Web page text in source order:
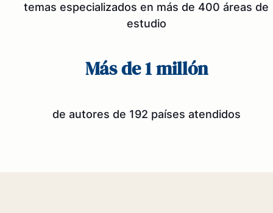
temas especializados en más de 400 áreas de
estudio
Más de 1 millón
de autores de 192 países atendidos